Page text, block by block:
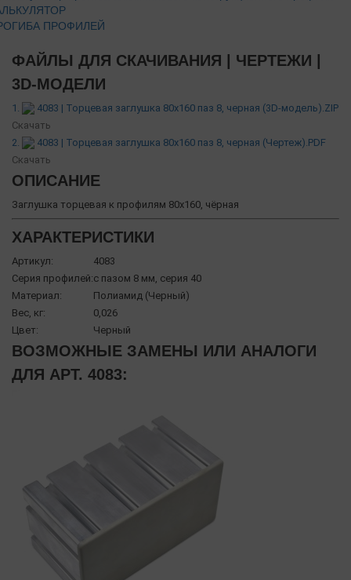
ПРОФИЛЕЙ
ФАЙЛЫ ДЛЯ СКАЧИВАНИЯ | ЧЕРТЕЖИ |
3D-МОДЕЛИ
1.
4083 | Торцевая заглушка 80х160 паз 8, черная (3D-модель).ZIP
Скачать
2.
4083 | Торцевая заглушка 80х160 паз 8, черная (Чертеж).PDF
Скачать
ОПИСАНИЕ
Заглушка торцевая к профилям 80х160, чёрная
ХАРАКТЕРИСТИКИ
Артикул:
4083
Серия профилей:с пазом 8 мм, серия 40
Материал:
Полиамид (Черный)
Вес, кг:
0,026
Цвет:
Черный
ВОЗМОЖНЫЕ ЗАМЕНЫ ИЛИ АНАЛОГИ
ДЛЯ АРТ. 4083: